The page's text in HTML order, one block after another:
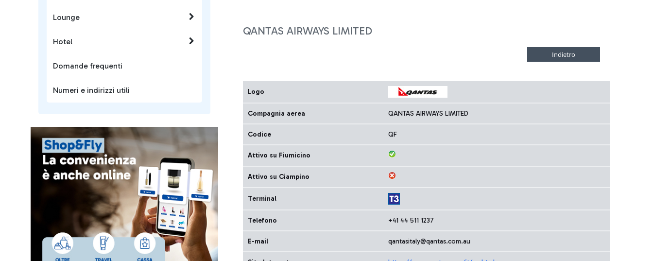
QANTAS AIRWAYS LIMITED
Logo
Compagnia aerea QANTAS AIRWAYS LIMITED
Codice QF
Attivo su Fiumicino
Attivo su Ciampino
Terminal
Telefono +41 44 511 1237
E-mail qantasitaly@qantas.com.au
Lounge
Hotel
Domande frequenti
Numeri e indirizzi utili